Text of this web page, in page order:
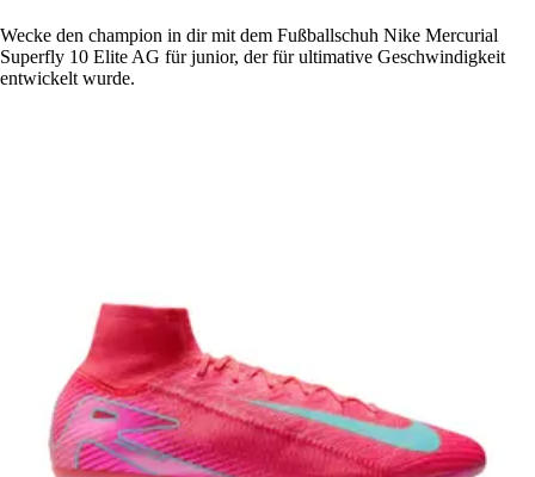
Wecke den champion in dir mit dem Fußballschuh Nike Mercurial
Superfly 10 Elite AG für junior, der für ultimative Geschwindigkeit
entwickelt wurde.